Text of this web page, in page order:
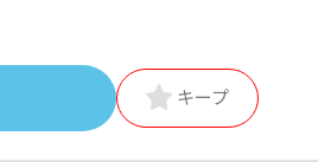
・定期的に支給される手当
交通費全額支給
キープ